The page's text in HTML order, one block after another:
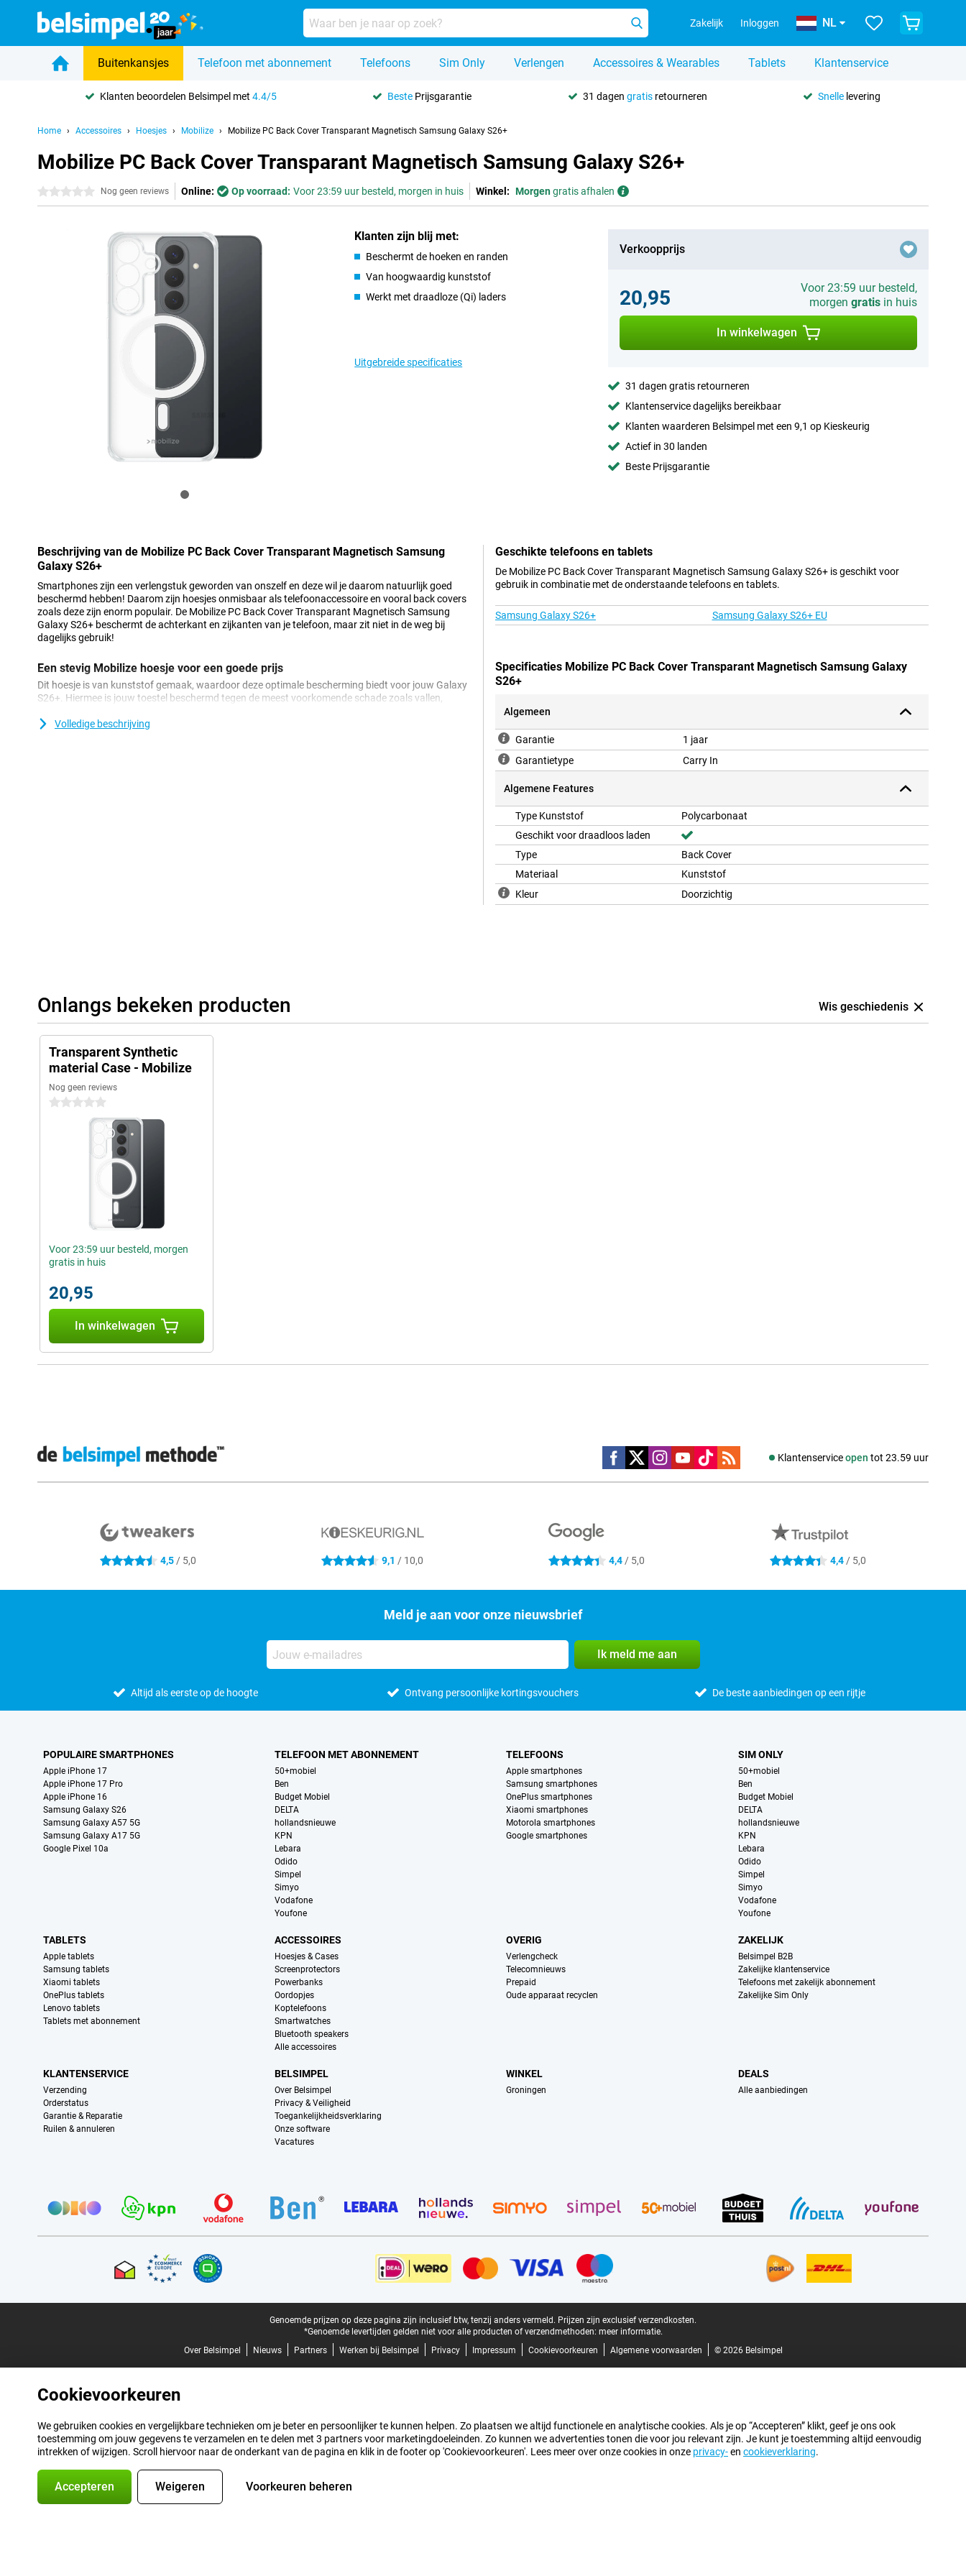
Zakelijk Inloggen NL
Buitenkansjes Telefoon met abonnement Telefoons Sim Only Verlengen Accessoires & Wearables Tablets Klantenservice
Klanten beoordelen Belsimpel met4.4/5 Beste Prijsgarantie 31 dagen gratisretourneren Snellelevering
Home Accessoires Hoesjes Mobilize Mobilize PC Back Cover Transparant Magnetisch Samsung Galaxy S26+
Mobilize PC Back Cover Transparant Magnetisch Samsung Galaxy S26+
0 sterren Nog geen reviews Online: Op voorraad: Voor 23:59 uur besteld, morgen in huis Winkel: Morgengratis afhalen
Klanten zijn blij met:
Beschermt de hoeken en randen
Van hoogwaardig kunststof
Werkt met draadloze (Qi) laders
Uitgebreide specificaties
Verkoopprijs
20,95
Voor 23:59 uur besteld,
morgen gratisin huis
In winkelwagen
31 dagen gratis retourneren
Klantenservice dagelijks bereikbaar
Klanten waarderen Belsimpel met een 9,1 op Kieskeurig
Actief in 30 landen
Beste Prijsgarantie
Beschrijving van de Mobilize PC Back Cover Transparant Magnetisch Samsung
Galaxy S26+
Smartphones zijn een verlengstuk geworden van onszelf en deze wil je daarom natuurlijk goed
beschermd hebben! Daarom zijn hoesjes onmisbaar als telefoonaccessoire en vooral back covers
zoals deze zijn enorm populair. De Mobilize PC Back Cover Transparant Magnetisch Samsung
Galaxy S26+ beschermt de achterkant en zijkanten van je telefoon, maar zit niet in de weg bij
dagelijks gebruik!
Een stevig Mobilize hoesje voor een goede prijs
Dit hoesje is van kunststof gemaak, waardoor deze optimale bescherming biedt voor jouw Galaxy
S26+. Hiermee is jouw toestel beschermd tegen de meest voorkomende schade zoals vallen,
hoesjes. Met dit hoesje van Mobilize blijf jij genieten van het design van je telefoon, aangezien de
Volledige beschrijving
Geschikte telefoons en tablets
De Mobilize PC Back Cover Transparant Magnetisch Samsung Galaxy S26+ is geschikt voor
gebruik in combinatie met de onderstaande telefoons en tablets.
Samsung Galaxy S26+ Samsung Galaxy S26+ EU
Specificaties Mobilize PC Back Cover Transparant Magnetisch Samsung Galaxy
S26+
Algemeen
Garantie
1 jaar
Garantietype
Carry In
Algemene Features
Type Kunststof
Polycarbonaat
Geschikt voor draadloos laden
Type
Back Cover
Materiaal
Kunststof
Kleur
Doorzichtig
Onlangs bekeken producten Wis geschiedenis
Transparent Synthetic
material Case - Mobilize
Nog geen reviews
0 sterren
Voor 23:59 uur besteld, morgen
gratis in huis
20,95
In winkelwagen
Klantenserviceopen tot 23.59 uur
Social media
4.5 sterren 4,5/ 5,0 4.6 sterren 9,1 / 10,0 4.4 sterren 4,4 / 5,0 4.4 sterren 4,4 / 5,0
Meld je aan voor onze nieuwsbrief
Ik meld me aan
Altijd als eerste op de hoogte Ontvang persoonlijke kortingsvouchers De beste aanbiedingen op een rijtje
POPULAIRE SMARTPHONES
Apple iPhone 17
Apple iPhone 17 Pro
Apple iPhone 16
Samsung Galaxy S26
Samsung Galaxy A57 5G
Samsung Galaxy A17 5G
Google Pixel 10a
TELEFOON MET ABONNEMENT
50+mobiel
Ben
Budget Mobiel
DELTA
hollandsnieuwe
KPN
Lebara
Odido
Simpel
Simyo
Vodafone
Youfone
TELEFOONS
Apple smartphones
Samsung smartphones
OnePlus smartphones
Xiaomi smartphones
Motorola smartphones
Google smartphones
SIM ONLY
50+mobiel
Ben
Budget Mobiel
DELTA
hollandsnieuwe
KPN
Lebara
Odido
Simpel
Simyo
Vodafone
Youfone
TABLETS
Apple tablets
Samsung tablets
Xiaomi tablets
OnePlus tablets
Lenovo tablets
Tablets met abonnement
ACCESSOIRES
Hoesjes & Cases
Screenprotectors
Powerbanks
Oordopjes
Koptelefoons
Smartwatches
Bluetooth speakers
Alle accessoires
OVERIG
Verlengcheck
Telecomnieuws
Prepaid
Oude apparaat recyclen
ZAKELIJK
Belsimpel B2B
Zakelijke klantenservice
Telefoons met zakelijk abonnement
Zakelijke Sim Only
KLANTENSERVICE
Verzending
Orderstatus
Garantie & Reparatie
Ruilen & annuleren
BELSIMPEL
Over Belsimpel
Privacy & Veiligheid
Toegankelijkheidsverklaring
Onze software
Vacatures
WINKEL
Groningen
DEALS
Alle aanbiedingen
Genoemde prijzen op deze pagina zijn inclusief btw, tenzij anders vermeld. Prijzen zijn exclusief verzendkosten.
*Genoemde levertijden gelden niet voor alle producten of verzendmethoden: meer informatie.
Over Belsimpel
Nieuws Partners Werken bij Belsimpel Privacy Impressum Cookievoorkeuren Algemene voorwaarden © 2026 Belsimpel
Cookievoorkeuren
We gebruiken cookies en vergelijkbare technieken om je beter en persoonlijker te kunnen helpen. Zo plaatsen we altijd functionele en analytische cookies. Als je op “Accepteren” klikt, geef je ons ook
toestemming om jouw gegevens te verzamelen en te delen met 3 partners voor marketingdoeleinden. Zo kunnen we advertenties tonen die voor jou relevant zijn. Je kunt je toestemming altijd eenvoudig
intrekken of wijzigen. Scroll hiervoor naar de onderkant van de pagina en klik in de footer op 'Cookievoorkeuren'. Lees meer over onze cookies in onze privacy-en cookieverklaring.
Accepteren Weigeren Voorkeuren beheren